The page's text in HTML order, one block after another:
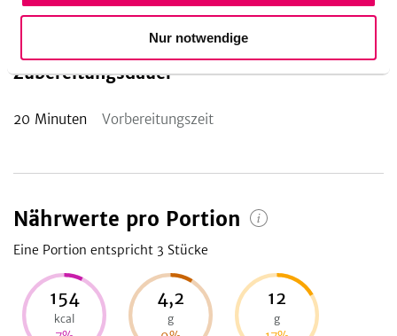
Nur notwendige
Klassiker, der einfach gemacht ist.
Zubereitungsdauer
20 Minuten Vorbereitungszeit
Nährwerte pro Portion
Eine Portion entspricht 3 Stücke
154
kcal
4,2
g
12
g